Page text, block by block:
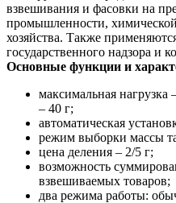
взвешивания и фасовки на
промышленности,
хозяйства. Также
государственного надзора и
Основные функции и
максимальная нагрузка
– 40 г;
автоматическая
режим выборки массы
цена деления – 2/5 г;
возможность
взвешиваемых товаров;
два режима работы: